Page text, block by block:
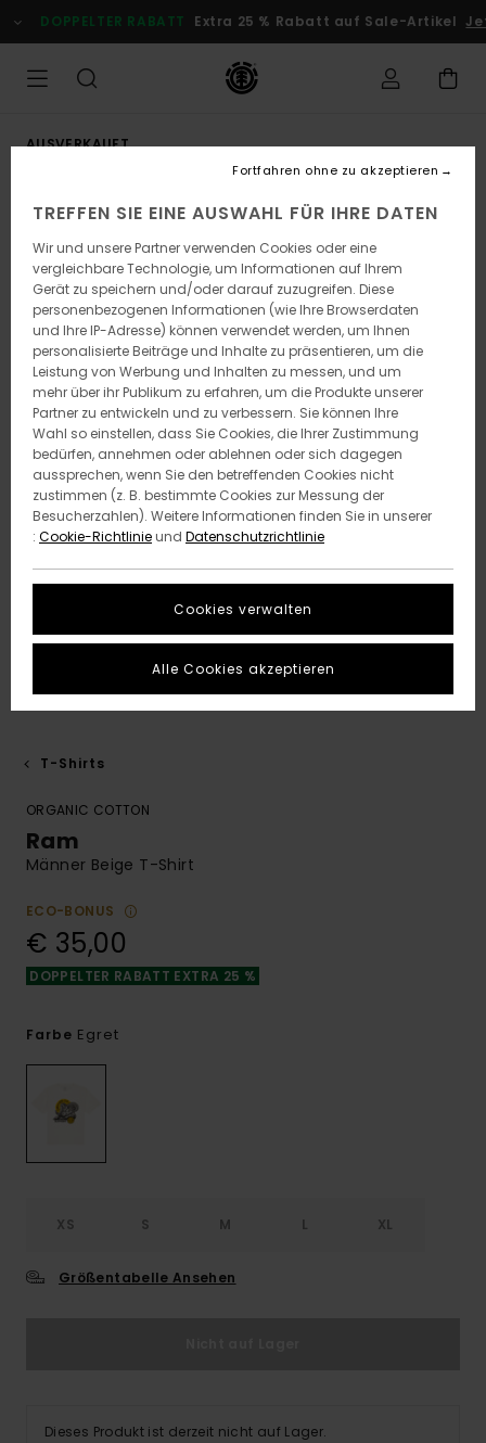
zur
Produktinformation
DOPPELTER RABATT Extra 25 % Rabatt auf Sale-Artikel
AUSVERKAUFT
T-Shirts
ORGANIC COTTON
Ram
Männer Beige T-Shirt
ECO-BONUS
€ 35,00
DOPPELTER RABATT EXTRA 25 %
Farbe Egret
XS S M L XL
Größentabelle Ansehen
Dieses Produkt ist derzeit nicht auf Lager.
TREFFEN SIE EINE AUSWAHL FÜR IHRE DATEN
Wir und unsere Partner verwenden Cookies oder eine
vergleichbare Technologie, um Informationen auf Ihrem
Gerät zu speichern und/oder darauf zuzugreifen. Diese
personenbezogenen Informationen (wie Ihre Browserdaten
und Ihre IP-Adresse) können verwendet werden, um Ihnen
personalisierte Beiträge und Inhalte zu präsentieren, um die
Leistung von Werbung und Inhalten zu messen, und um
mehr über ihr Publikum zu erfahren, um die Produkte unserer
Partner zu entwickeln und zu verbessern. Sie können Ihre
Wahl so einstellen, dass Sie Cookies, die Ihrer Zustimmung
bedürfen, annehmen oder ablehnen oder sich dagegen
aussprechen, wenn Sie den betreffenden Cookies nicht
zustimmen (z. B. bestimmte Cookies zur Messung der
Besucherzahlen). Weitere Informationen finden Sie in unserer
: Cookie-Richtlinieund Datenschutzrichtlinie
Cookies verwalten
Fortfahren ohne zu akzeptieren
Alle Cookies akzeptieren